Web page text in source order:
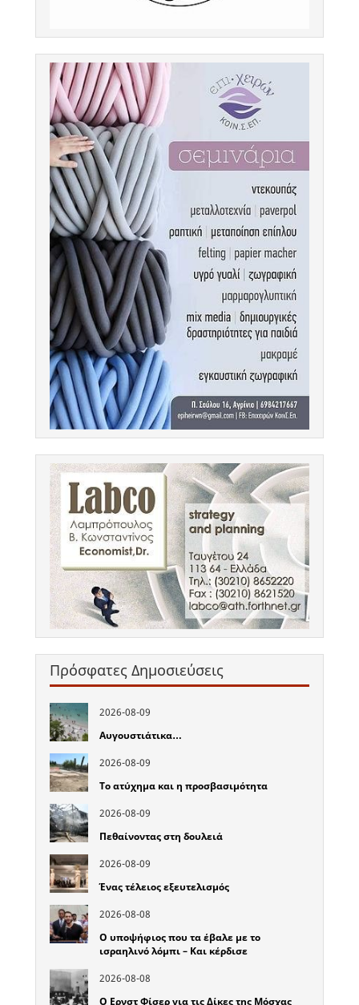
Πρόσφατες Δημοσιεύσεις
2026-08-09
Αυγουστιάτικα…
2026-08-09
Το ατύχημα και η προσβασιμότητα
2026-08-09
Πεθαίνοντας στη δουλειά
2026-08-09
Ένας τέλειος εξευτελισμός
2026-08-08
Ο υποψήφιος που τα έβαλε με το
ισραηλινό λόμπι – Και κέρδισε
2026-08-08
Ο Ερνστ Φίσερ για τις Δίκες της Μόσχας